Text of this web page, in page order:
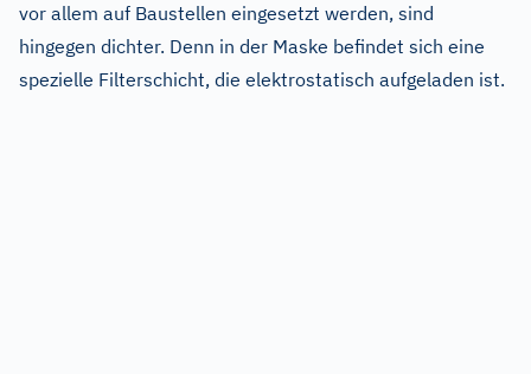
vor allem auf Baustellen eingesetzt werden, sind
hingegen dichter. Denn in der Maske befindet sich eine
spezielle Filterschicht, die elektrostatisch aufgeladen ist.